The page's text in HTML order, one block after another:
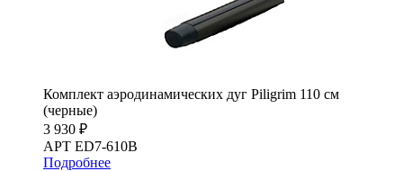
Комплект аэродинамических дуг Piligrim 110 см
(черные)
3 930 ₽
АРТ ED7-610B
Подробнее